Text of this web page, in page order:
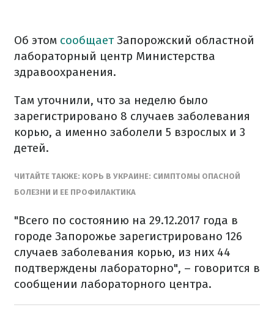
Об этом сообщаетЗапорожский областной
лабораторный центр Министерства
здравоохранения.
Там уточнили, что за неделю было
зарегистрировано 8 случаев заболевания
корью, а именно заболели 5 взрослых и 3
детей.
ЧИТАЙТЕ ТАКЖЕ: КОРЬ В УКРАИНЕ: СИМПТОМЫ ОПАСНОЙ
БОЛЕЗНИ И ЕЕ ПРОФИЛАКТИКА
"Всего по состоянию на 29.12.2017 года в
городе Запорожье зарегистрировано 126
случаев заболевания корью, из них 44
подтверждены лабораторно", – говорится в
сообщении лабораторного центра.